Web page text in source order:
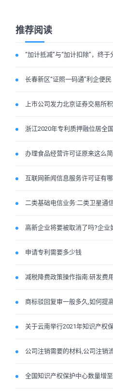
推荐阅读
“加计抵减”与“加计扣除”，终于
长春新区“证照一码通”利企便民
上市公司发力北京证券交易所
浙江2020年专利质押融位居全
办理食品经营许可证原来这么
互联网新闻信息服务许可证有
二类基础电信业务:二类卫星通
高新企业将要被取消了吗?企业
申请专利需要多少钱
减税降费政策操作指南:研发费
商标驳回复审一般多久,如何提
关于云南举行2021年知识产权
公司注销需要的材料,公司注销
全国知识产权保护中心数量增